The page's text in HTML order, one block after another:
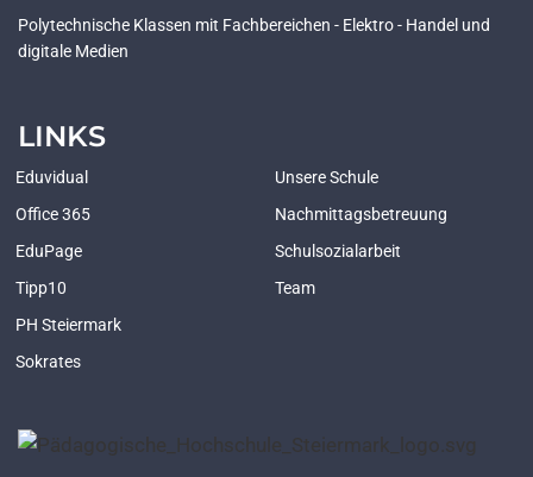
Polytechnische Klassen mit Fachbereichen - Elektro - Handel und
digitale Medien
LINKS
Eduvidual
Office 365
EduPage
Tipp10
PH Steiermark
Sokrates
Unsere Schule
Nachmittagsbetreuung
Schulsozialarbeit
Team